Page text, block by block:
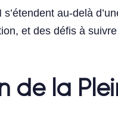
au-delà
et des défis à
de la